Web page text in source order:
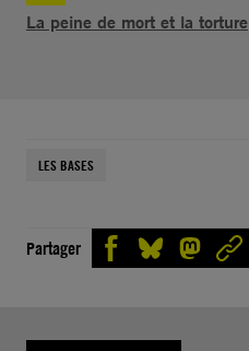
La peine de mort et la torture
LES BASES
Partager